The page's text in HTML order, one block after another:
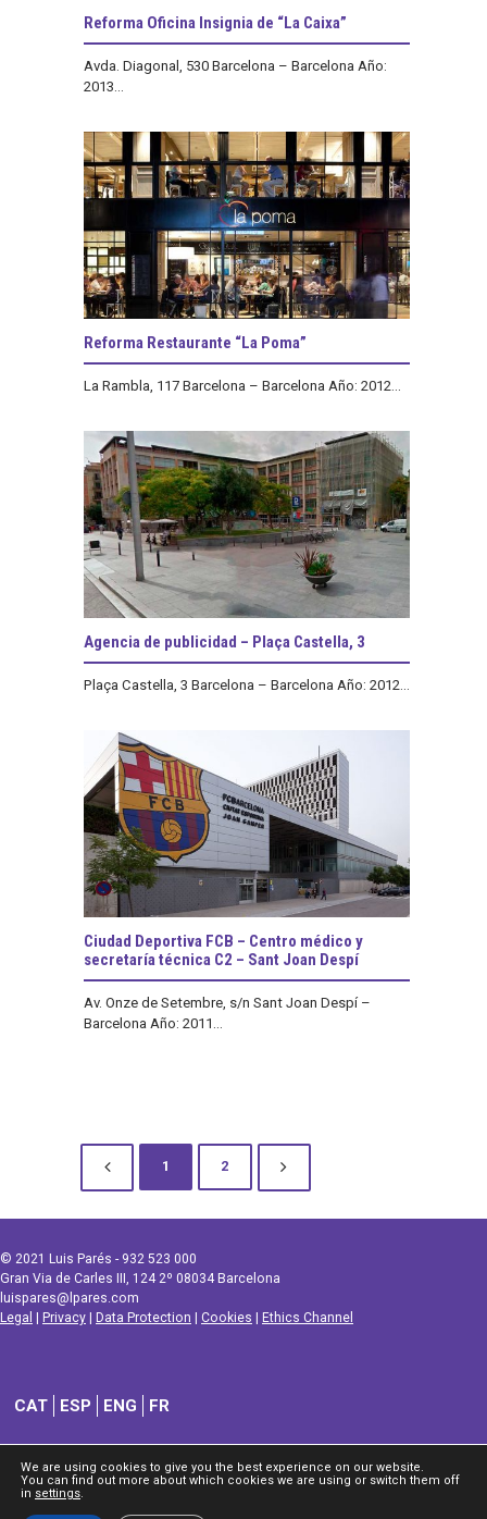
Reforma Oficina Insignia de “La Caixa”
Avda. Diagonal, 530 Barcelona – Barcelona Año:
2013...
Reforma Restaurante “La Poma”
La Rambla, 117 Barcelona – Barcelona Año: 2012...
Agencia de publicidad – Plaça Castella, 3
Plaça Castella, 3 Barcelona – Barcelona Año: 2012...
Ciudad Deportiva FCB – Centro médico y
secretaría técnica C2 – Sant Joan Despí
Av. Onze de Setembre, s/n Sant Joan Despí –
Barcelona Año: 2011...
1 2
© 2021 Luis Parés - 932 523 000
Gran Via de Carles III, 124 2º 08034 Barcelona
luispares@lpares.com
Legal
Privacy Data Protection Cookies Ethics Channel
CAT ESP ENG FR
We are using cookies to give you the best experience on our website.
You can find out more about which cookies we are using or switch them off
in settings.